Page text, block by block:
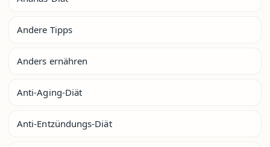
Andere Tipps
Anders ernähren
Anti-Aging-Diät
Anti-Entzündungs-Diät